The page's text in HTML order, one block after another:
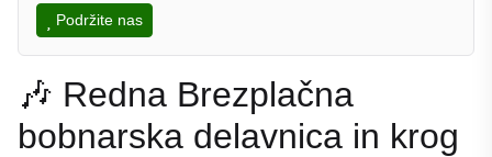
Podržite nas
🎶 Redna Brezplačna
bobnarska delavnica in krog